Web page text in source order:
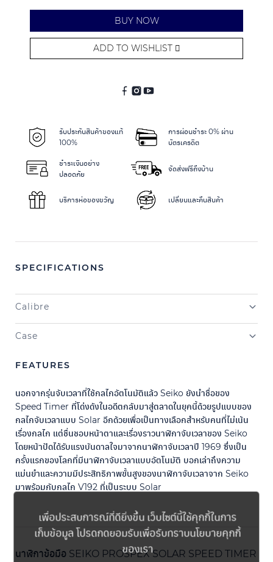
BUY NOW
ADD TO WISHLIST
รับประกันสินค้าของแท้
100%
การผ่อนชำระ 0% ผ่าน
บัตรเครดิต
ชำระเงินอย่าง
ปลอดภัย
จัดส่งฟรีถึงบ้าน
บริการห่อของขวัญ เปลี่ยนและคืนสินค้า
SPECIFICATIONS
Calibre
Case
FEATURES
นอกจากรุ่นจับเวลาที่ใช้กลไกอัตโนมัติแล้ว Seiko ยังนำชื่อของ
Speed Timer ที่โด่งดังในอดีตกลับมาสู่ตลาดในยุคนี้ด้วยรูปแบบของ
กลไกจับเวลาแบบ Solar อีกด้วยเพื่อเป็นทางเลือกสำหรับคนที่ไม่เน้น
เรื่องกลไก แต่ชื่นชอบหน้าตาและเรื่องราวนาฬิกาจับเวลาของ Seiko
โดยหน้าปัดได้รับแรงบันดาลใจมาจากนาฬิกาจับเวลาปี 1969 ซึ่งเป็น
ครั้งแรกของโลกที่มีนาฬิกาจับเวลาแบบอัตโนมัติ บอกเล่าถึงความ
แม่นยำและความมีประสิทธิภาพขั้นสูงของนาฬิกาจับเวลาจาก Seiko
มาพร้อมกับกลไก V192 ที่เป็นระบบ Solar
นาฬิกาข้อมือ SEIKO PROSPEX SOLAR SPEED TIMER
เพื่อประสบการณ์ที่ดียิ่งขึ้น เว็บไซต์นี้ใช้คุกกี้ในการ
เก็บข้อมูล โปรดกดยอมรับเพื่อรับทราบนโยบายคุกกี้
ของเรา